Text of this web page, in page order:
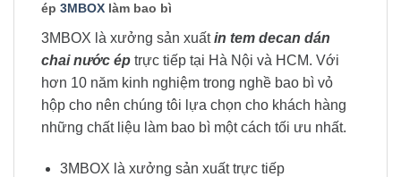
ép 3MBOX làm bao bì
3MBOX là xưởng sản xuấtin tem decan dán
chai nước ép trực tiếp tại Hà Nội và HCM. Với
hơn 10 năm kinh nghiệm trong nghề bao bì vỏ
hộp cho nên chúng tôi lựa chọn cho khách hàng
những chất liệu làm bao bì một cách tối ưu nhất.
3MBOX là xưởng sản xuất trực tiếp